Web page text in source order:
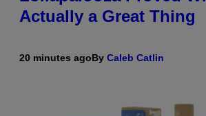
Actually a Great Thing
20 minutes agoBy Caleb Catlin